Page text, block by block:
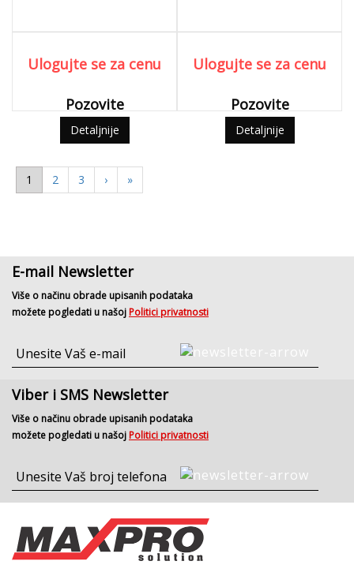
Ulogujte se za cenu
Pozovite
Detaljnije
Ulogujte se za cenu
Pozovite
Detaljnije
1 2 3 › »
E-mail Newsletter
Više o načinu obrade upisanih podataka
možete pogledati u našoj Politici privatnosti
Viber i SMS Newsletter
Više o načinu obrade upisanih podataka
možete pogledati u našoj Politici privatnosti